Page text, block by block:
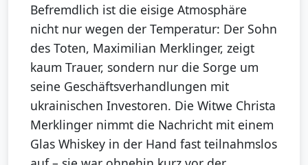
Befremdlich ist die eisige Atmosphäre
nicht nur wegen der Temperatur: Der Sohn
des Toten, Maximilian Merklinger, zeigt
kaum Trauer, sondern nur die Sorge um
seine Geschäftsverhandlungen mit
ukrainischen Investoren. Die Witwe Christa
Merklinger nimmt die Nachricht mit einem
Glas Whiskey in der Hand fast teilnahmslos